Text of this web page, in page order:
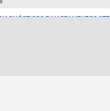
E MAPEAMENTOS